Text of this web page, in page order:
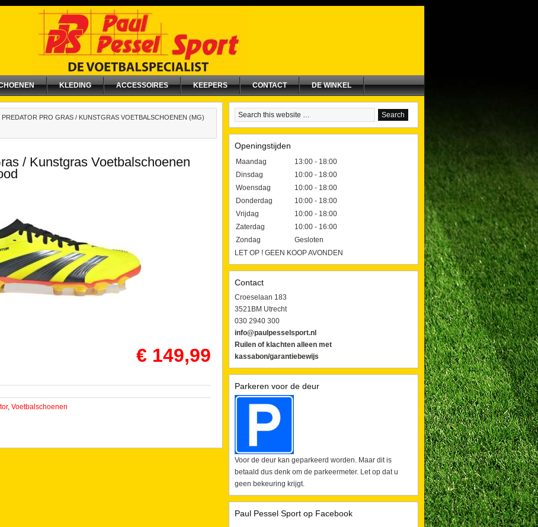
KLEDING ACCESSOIRES KEEPERS CONTACT DE WINKEL
PREDATOR PRO GRAS / KUNSTGRAS VOETBALSCHOENEN (MG)
/ Kunstgras Voetbalschoenen
€ 149,99
, Voetbalschoenen
Openingstijden
Maandag
13:00 - 18:00
Dinsdag
10:00 - 18:00
Woensdag
10:00 - 18:00
Donderdag
10:00 - 18:00
Vrijdag
10:00 - 18:00
Zaterdag
10:00 - 16:00
Zondag
Gesloten
LET OP ! GEEN KOOP AVONDEN
Contact
Croeselaan 183
3521BM Utrecht
030 2940 300
info@paulpesselsport.nl
Ruilen of klachten alleen met
kassabon/garantiebewijs
Parkeren voor de deur
Voor de deur kan geparkeerd worden. Maar dit is
betaald dus denk om de parkeermeter. Let op dat u
geen bekeuring krijgt.
Paul Pessel Sport op Facebook